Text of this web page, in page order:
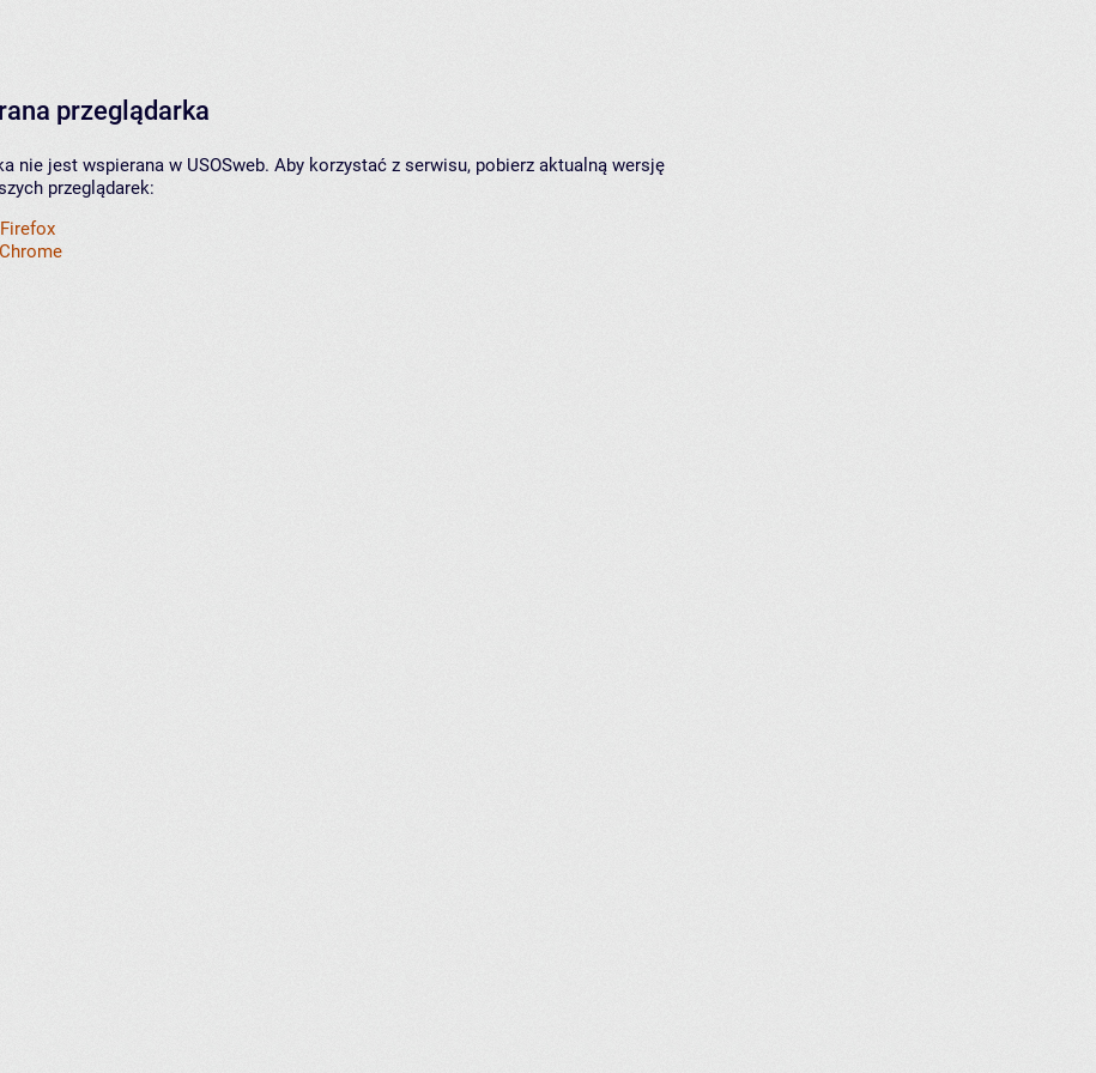
przeglądarka
nie jest wspierana w USOSweb. Aby korzystać z serwisu, pobierz aktualną wersję
przeglądarek: